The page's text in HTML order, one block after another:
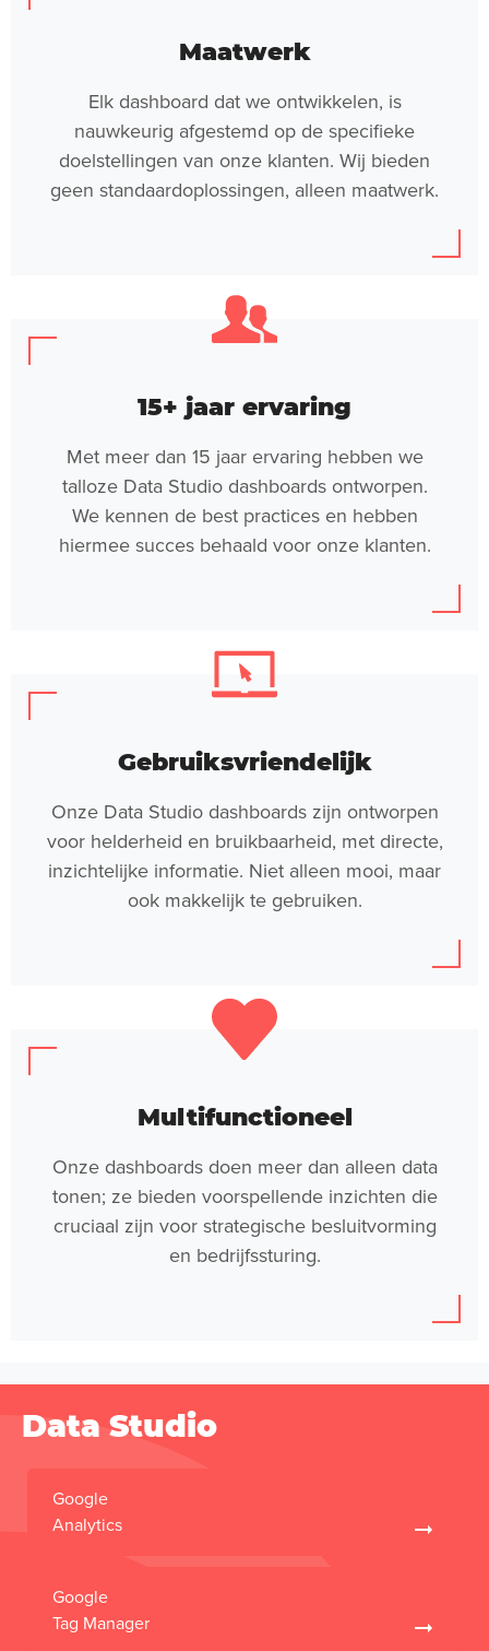
Maatwerk
Elk dashboard dat we ontwikkelen, is
nauwkeurig afgestemd op de specifieke
doelstellingen van onze klanten. Wij bieden
geen standaardoplossingen, alleen maatwerk.
15+ jaar ervaring
Met meer dan 15 jaar ervaring hebben we
talloze Data Studio dashboards ontworpen.
We kennen de best practices en hebben
hiermee succes behaald voor onze klanten.
Gebruiksvriendelijk
Onze Data Studio dashboards zijn ontworpen
voor helderheid en bruikbaarheid, met directe,
inzichtelijke informatie. Niet alleen mooi, maar
ook makkelijk te gebruiken.
Multifunctioneel
Onze dashboards doen meer dan alleen data
tonen; ze bieden voorspellende inzichten die
cruciaal zijn voor strategische besluitvorming
en bedrijfssturing.
Data Studio
Google
Analytics
Google
Tag Manager